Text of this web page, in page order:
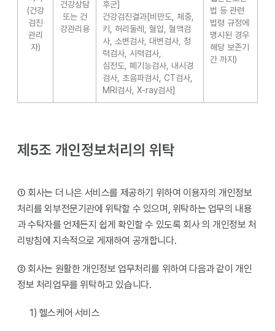
(건강
검진
관리
자)
건강상담
또는 건
강관리용
후군]
건강검진결과[비만도, 체중,
키, 허리둘레, 혈압, 혈액검
사, 소변검사, 대변검사, 청
력검사, 시력검사,
심전도, 폐기능검사, 내시경
검사, 초음파검사, CT검사,
MRI검사, X-ray검사]
법 등 관련
법령 규정에
명시된 경우
해당 보존기
간 까지)
제5조 개인정보처리의 위탁
① 회사는 더 나은 서비스를 제공하기 위하여 이용자의 개인정보
처리를 외부전문기관에 위탁할 수 있으며, 위탁하는 업무의 내용
과 수탁자를 언제든지 쉽게 확인할 수 있도록 회사 의 개인정보 처
리방침에 지속적으로 게재하여 공개합니다.
② 회사는 원활한 개인정보 업무처리를 위하여 다음과 같이 개인
정보 처리업무를 위탁하고 있습니다.
1) 헬스케어 서비스